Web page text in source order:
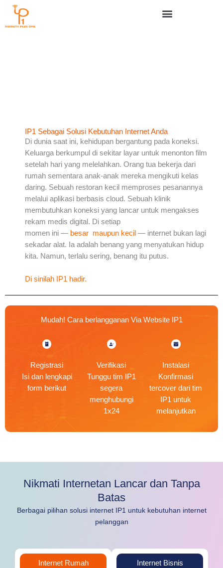
Skip
content
IP1 Sebagai Solusi Kebutuhan Internet Anda
Di dunia saat ini, kehidupan bergantung pada koneksi.
Keluarga berkumpul di sekitar layar untuk menonton film
setelah hari yang melelahkan. Orang tua bekerja dari
rumah sementara anak-anak mereka mengikuti kelas
daring. Sebuah restoran kecil memproses pesanannya
melalui aplikasi berbasis cloud. Sebuah klinik
membutuhkan koneksi yang lancar untuk mengakses
rekam medis digital. Di setiap
momen ini — besar maupun kecil — internet bukan lagi
sekadar alat. Ia adalah benang yang menyatukan hidup
kita. Namun, terlalu sering, benang itu putus.
Di sinilah IP1 hadir.
Mudah! Cara berlangganan Via Website IP1
Registrasi
Isi dan lengkapi
form berikut
Verifikasi
Tunggu tim IP1
segera
menghubungi
1x24
Instalasi
Konfirmasi
tercover dari tim
IP1 untuk
melanjutkan
Nikmati Internetan Lancar dan Tanpa
Batas
Berbagai pilihan solusi internet IP1 untuk kebutuhan internet
pelanggan
Internet Rumah Internet Bisnis